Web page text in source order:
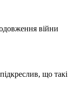
війни
що такі